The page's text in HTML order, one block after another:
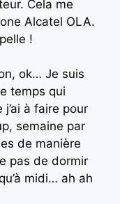
Cela me
Alcatel OLA.
!
ok… Je suis
temps qui
à faire pour
semaine par
de manière
pas de dormir
midi… ah ah